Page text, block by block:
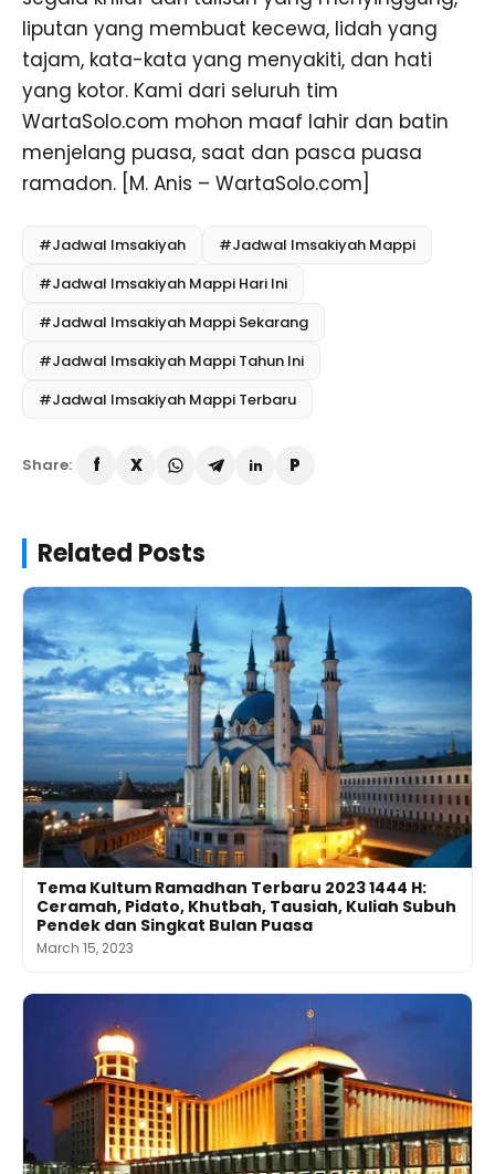
liputan yang membuat kecewa, lidah yang
tajam, kata-kata yang menyakiti, dan hati
yang kotor. Kami dari seluruh tim
WartaSolo.com mohon maaf lahir dan batin
menjelang puasa, saat dan pasca puasa
ramadon. [M. Anis – WartaSolo.com]
#Jadwal Imsakiyah
#Jadwal Imsakiyah Mappi
#Jadwal Imsakiyah Mappi Hari Ini
#Jadwal Imsakiyah Mappi Sekarang
#Jadwal Imsakiyah Mappi Tahun Ini
#Jadwal Imsakiyah Mappi Terbaru
Share:
Related Posts
Tema Kultum Ramadhan Terbaru 2023 1444 H:
Ceramah, Pidato, Khutbah, Tausiah, Kuliah Subuh
Pendek dan Singkat Bulan Puasa
March 15, 2023